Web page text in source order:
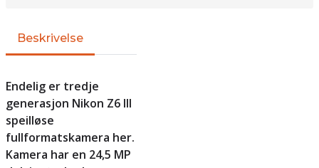
Beskrivelse
Endelig er tredje
generasjon Nikon Z6 III
speilløse
fullformatskamera her.
Kamera har en 24,5 MP